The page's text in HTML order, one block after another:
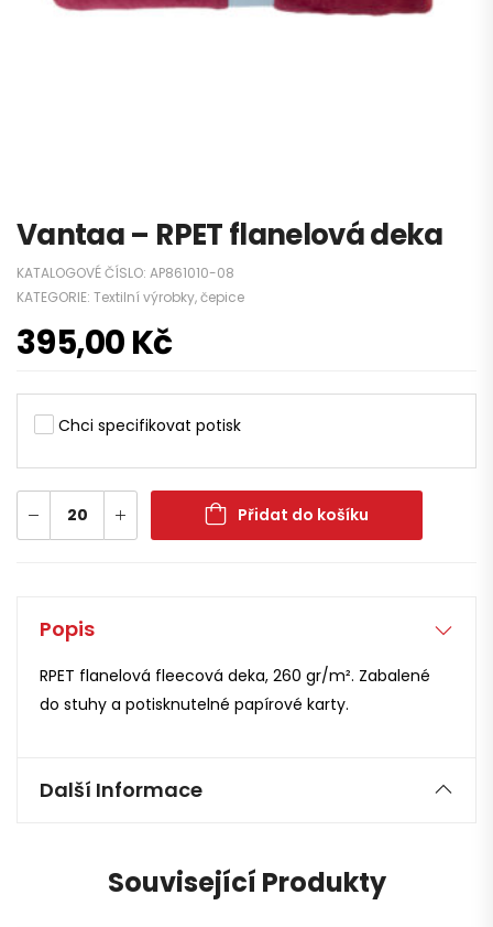
Vantaa – RPET flanelová deka
KATALOGOVÉ ČÍSLO: AP861010-08
KATEGORIE: Textilní výrobky, čepice
395,00Kč
Chci specifikovat potisk
Přidat do košíku
Popis
RPET flanelová fleecová deka, 260 gr/m². Zabalené
do stuhy a potisknutelné papírové karty.
Další Informace
Související Produkty